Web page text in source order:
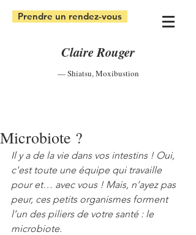
Prendre un rendez-vous
Claire Rouger
— Shiatsu,Moxibustion
Microbiote ?
Il y a de la vie dans vos intestins ! Oui,
c'est toute une équipe qui travaille
pour et… avec vous ! Mais, n’ayez pas
peur, ces petits organismes forment
l’un des piliers de votre santé : le
microbiote.